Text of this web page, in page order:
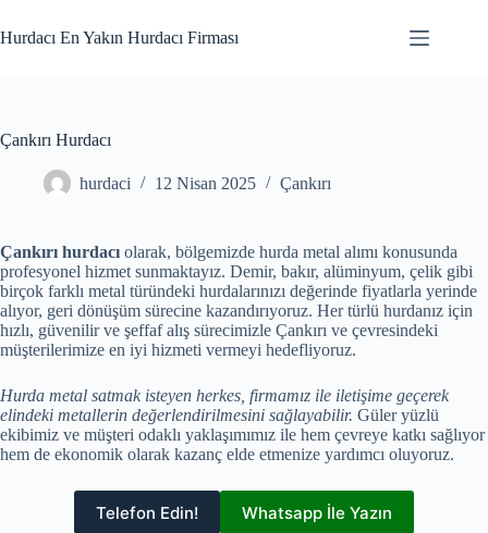
to
content
Hurdacı En Yakın Hurdacı Firması
Çankırı Hurdacı
hurdaci 12 Nisan 2025 Çankırı
Çankırı hurdacı olarak, bölgemizde hurda metal alımı konusunda
profesyonel hizmet sunmaktayız. Demir, bakır, alüminyum, çelik gibi
birçok farklı metal türündeki hurdalarınızı değerinde fiyatlarla yerinde
alıyor, geri dönüşüm sürecine kazandırıyoruz. Her türlü hurdanız için
hızlı, güvenilir ve şeffaf alış sürecimizle Çankırı ve çevresindeki
müşterilerimize en iyi hizmeti vermeyi hedefliyoruz.
Hurda metal satmak isteyen herkes, firmamız ile iletişime geçerek
elindeki metallerin değerlendirilmesini sağlayabilir. Güler yüzlü
ekibimiz ve müşteri odaklı yaklaşımımız ile hem çevreye katkı sağlıyor
hem de ekonomik olarak kazanç elde etmenize yardımcı oluyoruz.
Telefon Edin! Whatsapp İle Yazın